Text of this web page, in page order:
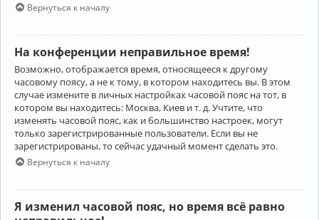
Вернуться к началу
На конференции неправильное время!
Возможно, отображается время, относящееся к другому
часовому поясу, а не к тому, в котором находитесь вы. В этом
случае измените в личных настройках часовой пояс на тот, в
котором вы находитесь: Москва, Киев и т. д. Учтите, что
изменять часовой пояс, как и большинство настроек, могут
только зарегистрированные пользователи. Если вы не
зарегистрированы, то сейчас удачный момент сделать это.
Вернуться к началу
Я изменил часовой пояс, но время всё равно